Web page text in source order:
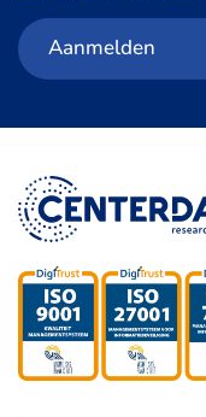
Aanmelden